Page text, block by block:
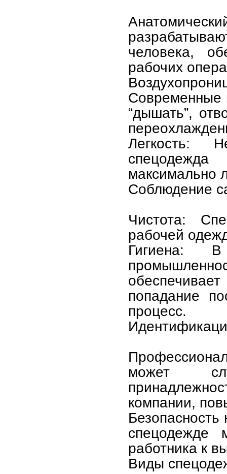
человека,
рабочих
Современные
“дышать”,
Легкость:
максимально
Соблюдение
Чистота:
рабочей
Гигиена:
попадание
процесс.
может
компании,
спецодежде
работника к
Виды